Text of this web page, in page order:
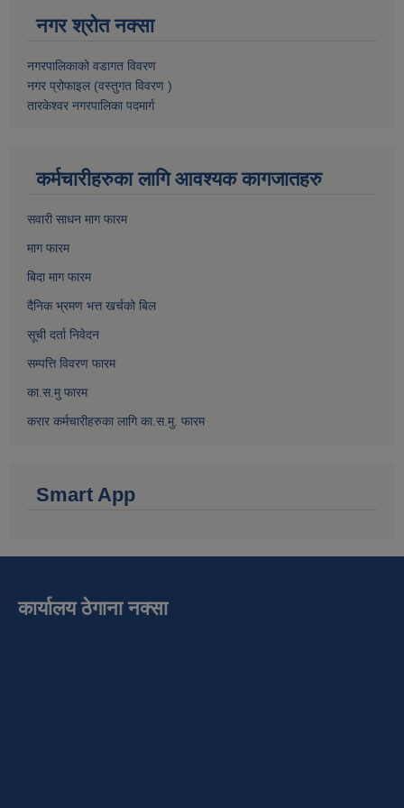
नगर श्रोत नक्सा
नगरपालिकाको वडागत विवरण
नगर प्रोफाइल (वस्तुगत विवरण )
तारकेश्वर नगरपालिका पदमार्ग
कर्मचारीहरुका लागि आवश्यक कागजातहरु
सवारी साधन माग फारम
माग फारम
बिदा माग फारम
दैनिक भ्रमण भत्त खर्चको बिल
सूची दर्ता निवेदन
सम्पत्ति विवरण फारम
का.स.मु फारम
करार कर्मचारीहरुका लागि का.स.मु. फारम
Smart App
कार्यालय ठेगाना नक्सा